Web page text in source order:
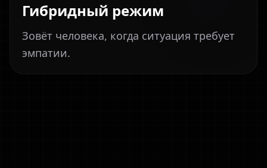
Гибридный режим
Зовёт человека, когда ситуация требует
эмпатии.